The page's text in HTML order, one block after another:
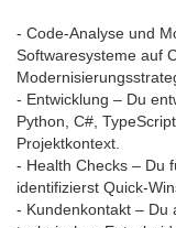
- Code-Analyse und
Softwaresysteme auf
- Entwicklung – Du
Python, C#,
Projektkontext.
- Health Checks – Du
identifizierst Quick-
- Kundenkontakt – Du